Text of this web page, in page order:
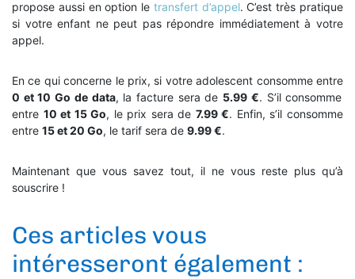
propose aussi en option le transfert d’appel. C’est très pratique
si votre enfant ne peut pas répondre immédiatement à votre
appel.
En ce qui concerne le prix, si votre adolescent consomme entre
0 et 10 Go de data, la facture sera de 5.99 €. S’il consomme
entre 10 et 15 Go, le prix sera de 7.99 €. Enfin, s’il consomme
entre 15 et 20 Go, le tarif sera de 9.99 €.
Maintenant que vous savez tout, il ne vous reste plus qu’à
souscrire !
Ces articles vous
intéresseront également :